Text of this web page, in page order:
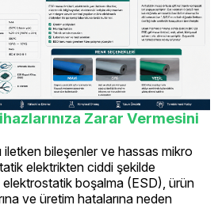
Zarar Vermesini
iletken bileşenler ve hassas mikro
elektrikten ciddi şekilde
boşalma (ESD), ürün
ve üretim hatalarına neden